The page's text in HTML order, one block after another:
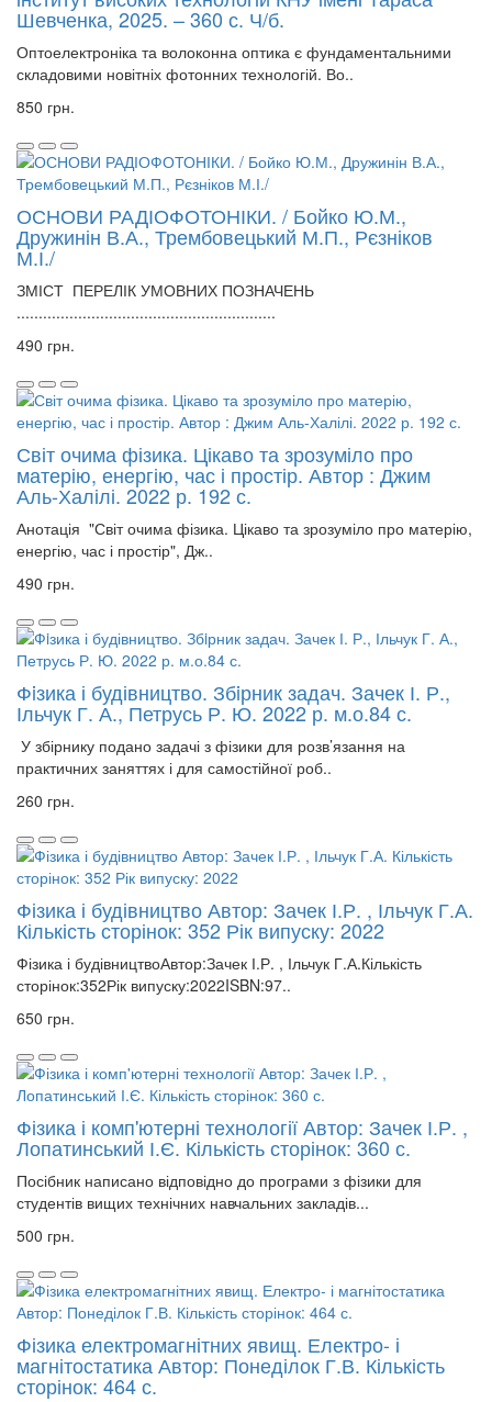
Шевченка, 2025. – 360 с. Ч/б.
Оптоелектроніка та волоконна оптика є фундаментальними
складовими новітніх фотонних технологій. Во..
850 грн.
ОСНОВИ РАДІОФОТОНІКИ. / Бойко Ю.М.,
Дружинін В.А., Трембовецький М.П., Рєзніков
М.І./
ЗМІСТ ПЕРЕЛІК УМОВНИХ ПОЗНАЧЕНЬ
...........................................................
490 грн.
Світ очима фізика. Цікаво та зрозуміло про
матерію, енергію, час і простір. Автор : Джим
Аль-Халілі. 2022 р. 192 с.
Анотація "Світ очима фізика. Цікаво та зрозуміло про матерію,
енергію, час і простір", Дж..
490 грн.
Фiзика і будівництво. Збiрник задач. Зачек І. Р.,
Ільчук Г. А., Петрусь Р. Ю. 2022 р. м.о.84 с.
У збірнику подано задачі з фізики для розв’язання на
практичних заняттях і для самостійної роб..
260 грн.
Фізика і будівництво Автор: Зачек І.Р. , Ільчук Г.А.
Кількість сторінок: 352 Рік випуску: 2022
Фізика і будівництвоАвтор:Зачек І.Р. , Ільчук Г.А.Кількість
сторінок:352Рік випуску:2022ISBN:97..
650 грн.
Фізика і комп'ютерні технології Автор: Зачек І.Р. ,
Лопатинський І.Є. Кількість сторінок: 360 с.
Посібник написано відповідно до програми з фізики для
студентів вищих технічних навчальних закладів...
500 грн.
Фізика електромагнітних явищ. Електро- і
магнітостатика Автор: Понеділок Г.В. Кількість
сторінок: 464 с.